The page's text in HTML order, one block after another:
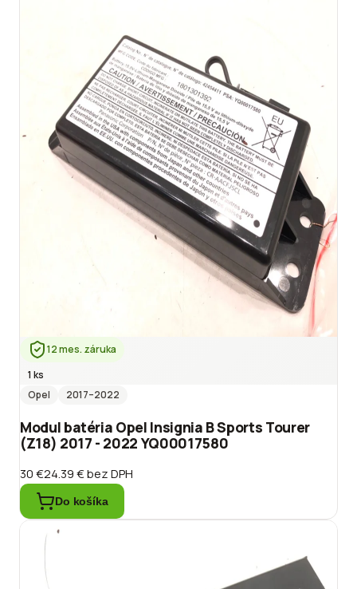
12 mes. záruka
1 ks
Opel
2017–2022
Modul batéria Opel Insignia B Sports Tourer
(Z18) 2017 - 2022 YQ00017580
30 €24.39 €bez DPH
Do košíka